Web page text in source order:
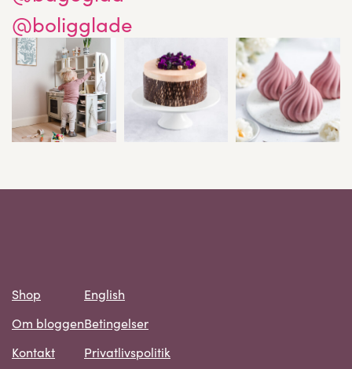
@boligglade
Shop
Om bloggen
Kontakt
English
Betingelser
Privatlivspolitik